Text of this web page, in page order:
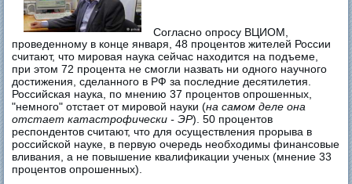
Согласно опросу ВЦИОМ,
проведенному в конце января, 48 процентов жителей России
считают, что мировая наука сейчас находится на подъеме,
при этом 72 процента не смогли назвать ни одного научного
достижения, сделанного в РФ за последние десятилетия.
Российская наука, по мнению 37 процентов опрошенных,
"немного" отстает от мировой науки (на самом деле она
отстает катастрофически - ЭР). 50 процентов
респондентов считают, что для осуществления прорыва в
российской науке, в первую очередь необходимы финансовые
вливания, а не повышение квалификации ученых (мнение 33
процентов опрошенных).